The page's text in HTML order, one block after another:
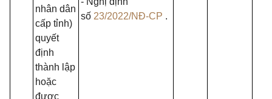
nhân dân
cấp tỉnh)
quyết
định
thành lập
hoặc
được
số 23/2022/NĐ-CP .